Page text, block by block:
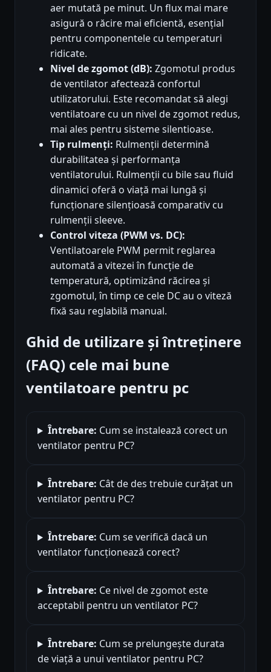
aer mutată pe minut. Un flux mai mare
asigură o răcire mai eficientă, esențial
pentru componentele cu temperaturi
ridicate.
Nivel de zgomot (dB): Zgomotul produs
de ventilator afectează confortul
utilizatorului. Este recomandat să alegi
ventilatoare cu un nivel de zgomot redus,
mai ales pentru sisteme silentioase.
Tip rulmenți: Rulmenții determină
durabilitatea și performanța
ventilatorului. Rulmenții cu bile sau fluid
dinamici oferă o viață mai lungă și
funcționare silențioasă comparativ cu
rulmenții sleeve.
Control viteza (PWM vs. DC):
Ventilatoarele PWM permit reglarea
automată a vitezei în funcție de
temperatură, optimizând răcirea și
zgomotul, în timp ce cele DC au o viteză
fixă sau reglabilă manual.
Ghid de utilizare și întreținere
(FAQ) cele mai bune
ventilatoare pentru pc
Întrebare: Cum se instalează corect un
ventilator pentru PC?
Întrebare: Cât de des trebuie curățat un
ventilator pentru PC?
Întrebare: Cum se verifică dacă un
ventilator funcționează corect?
Întrebare: Ce nivel de zgomot este
acceptabil pentru un ventilator PC?
Întrebare: Cum se prelungește durata
de viață a unui ventilator pentru PC?